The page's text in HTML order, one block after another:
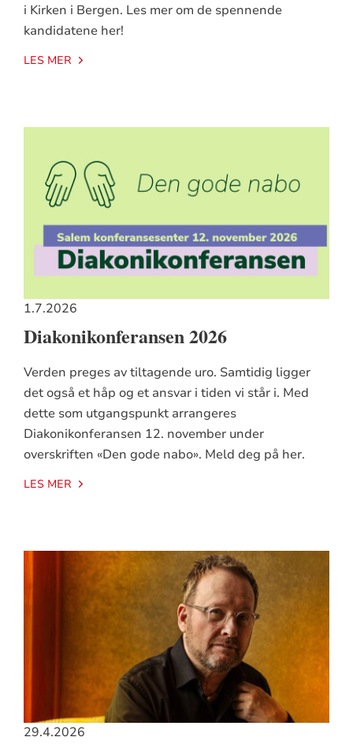
i Kirken i Bergen. Les mer om de spennende
kandidatene her!
LES MER
1.7.2026
Diakonikonferansen 2026
Verden preges av tiltagende uro. Samtidig ligger
det også et håp og et ansvar i tiden vi står i. Med
dette som utgangspunkt arrangeres
Diakonikonferansen 12. november under
overskriften «Den gode nabo». Meld deg på her.
LES MER
29.4.2026